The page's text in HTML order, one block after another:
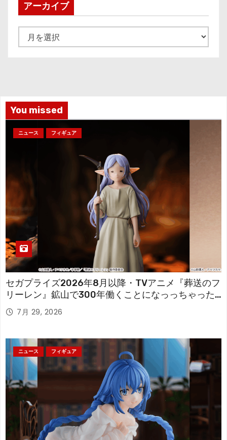
アーカイブ
ー
You missed
ニュース フィギュア
セガプライズ2026年8月以降・TVアニメ『葬送のフ
リーレン』鉱山で300年働くことになっっちゃった
「フリーレン」を立体化！
7月 29, 2026
ニュース フィギュア